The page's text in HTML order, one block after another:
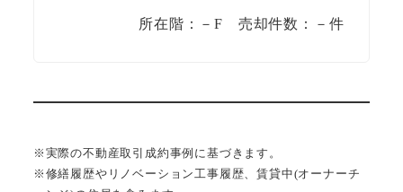
所在階：－F 売却件数：－件
※実際の不動産取引成約事例に基づきます。
※修繕履歴やリノベーション工事履歴、賃貸中(オーナーチ